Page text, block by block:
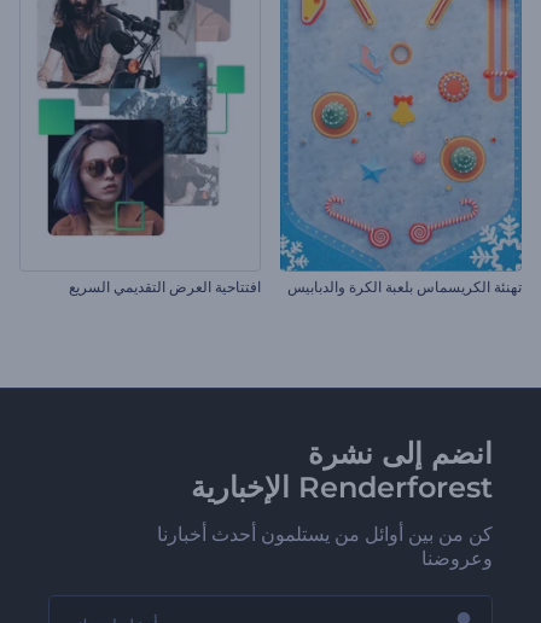
تهنئة الكريسماس بلعبة الكرة والدبابيس افتتاحية العرض التقديمي السريع
انضم إلى نشرة
Renderforest الإخبارية
كن من بين أوائل من يستلمون أحدث أخبارنا
وعروضنا